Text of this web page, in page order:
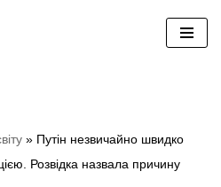
» Путін незвичайно швидко
Розвідка назвала причину